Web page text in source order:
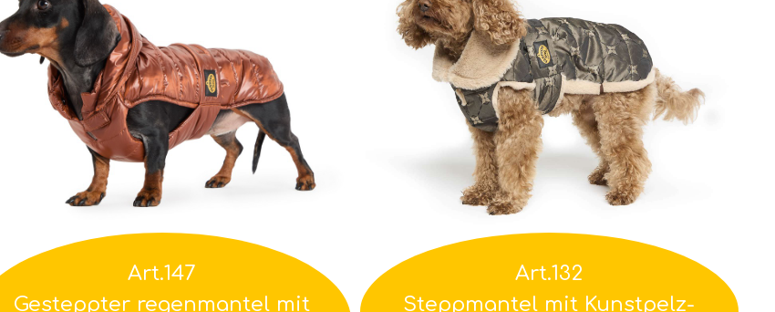
Art.147
Gesteppter regenmantel mit
Art.132
Steppmantel mit Kunstpelz-